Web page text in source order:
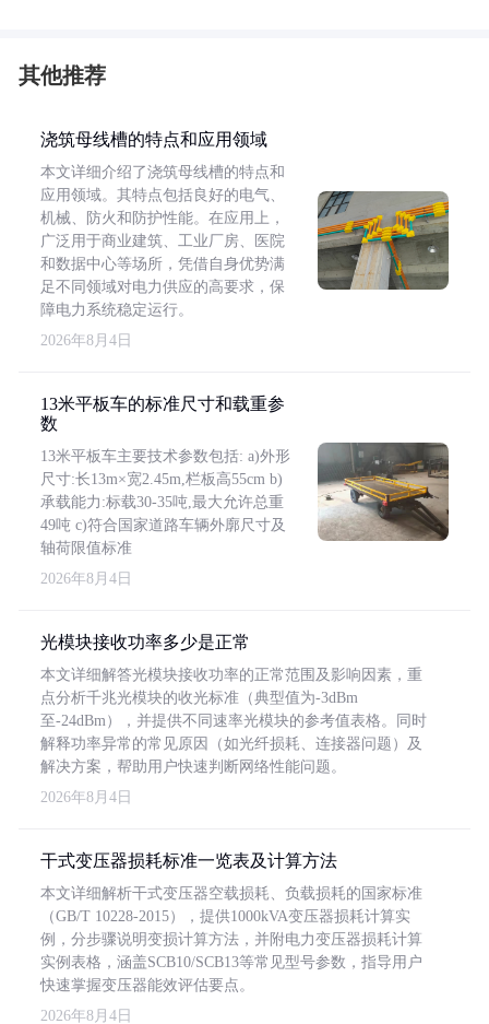
其他推荐
浇筑母线槽的特点和应用领域
本文详细介绍了浇筑母线槽的特点和
应用领域。其特点包括良好的电气、
机械、防火和防护性能。在应用上，
广泛用于商业建筑、工业厂房、医院
和数据中心等场所，凭借自身优势满
足不同领域对电力供应的高要求，保
障电力系统稳定运行。
2026年8月4日
13米平板车的标准尺寸和载重参
数
13米平板车主要技术参数包括: a)外形
尺寸:长13m×宽2.45m,栏板高55cm b)
承载能力:标载30-35吨,最大允许总重
49吨 c)符合国家道路车辆外廓尺寸及
轴荷限值标准
2026年8月4日
光模块接收功率多少是正常
本文详细解答光模块接收功率的正常范围及影响因素，重
点分析千兆光模块的收光标准（典型值为-3dBm
至-24dBm），并提供不同速率光模块的参考值表格。同时
解释功率异常的常见原因（如光纤损耗、连接器问题）及
解决方案，帮助用户快速判断网络性能问题。
2026年8月4日
干式变压器损耗标准一览表及计算方法
本文详细解析干式变压器空载损耗、负载损耗的国家标准
（GB/T 10228-2015），提供1000kVA变压器损耗计算实
例，分步骤说明变损计算方法，并附电力变压器损耗计算
实例表格，涵盖SCB10/SCB13等常见型号参数，指导用户
快速掌握变压器能效评估要点。
2026年8月4日